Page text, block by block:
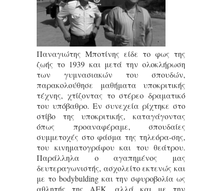
Παναγιώτης Μποτίνης είδε το φως της
ζωής το 1939 και μετά την ολοκλήρωση
των γυμνασιακών του σπουδών,
παρακολούθησε μαθήματα υποκριτικής
τέχνης, χτίζοντας το στέρεο δραματικό
του υπόβαθρο. Εν συνεχεία ρίχτηκε στο
στίβο της υποκριτικής, καταγάγοντας
όπως προαναφέραμε, σπουδαίες
συμμετοχές στο φάσμα της τηλεόρα-σης,
του κινηματογράφου και του θεάτρου.
Παράλληλα ο αγαπημένος μας
δευτεραγωνιστής, ασχολείτο εκτενώς και
με το bodybulding και την σφυροβολία ως
αθλητής της ΑΕΚ, αλλά και με την